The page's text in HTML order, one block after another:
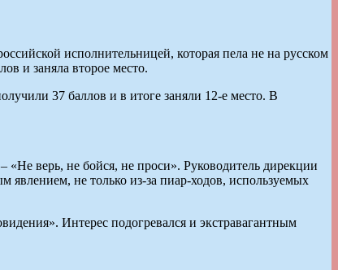
исполнительницей, которая пела не на русском
и заняла второе место.
37 баллов и в итоге заняли 12-е место. В
«Не верь, не бойся, не проси». Руководитель дирекции
не только из-за пиар-ходов, используемых
Интерес подогревался и экстравагантным